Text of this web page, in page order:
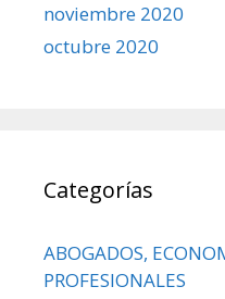
noviembre 2020
octubre 2020
Categorías
ABOGADOS,
PROFESIONALES